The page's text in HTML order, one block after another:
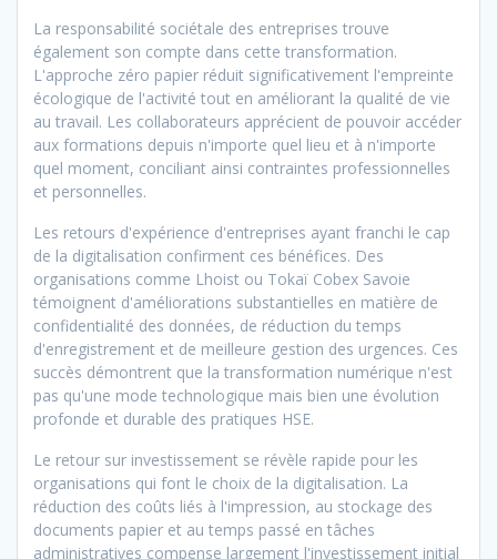
La responsabilité sociétale des entreprises trouve
également son compte dans cette transformation.
L'approche zéro papier réduit significativement l'empreinte
écologique de l'activité tout en améliorant la qualité de vie
au travail. Les collaborateurs apprécient de pouvoir accéder
aux formations depuis n'importe quel lieu et à n'importe
quel moment, conciliant ainsi contraintes professionnelles
et personnelles.
Les retours d'expérience d'entreprises ayant franchi le cap
de la digitalisation confirment ces bénéfices. Des
organisations comme Lhoist ou Tokaï Cobex Savoie
témoignent d'améliorations substantielles en matière de
confidentialité des données, de réduction du temps
d'enregistrement et de meilleure gestion des urgences. Ces
succès démontrent que la transformation numérique n'est
pas qu'une mode technologique mais bien une évolution
profonde et durable des pratiques HSE.
Le retour sur investissement se révèle rapide pour les
organisations qui font le choix de la digitalisation. La
réduction des coûts liés à l'impression, au stockage des
documents papier et au temps passé en tâches
administratives compense largement l'investissement initial